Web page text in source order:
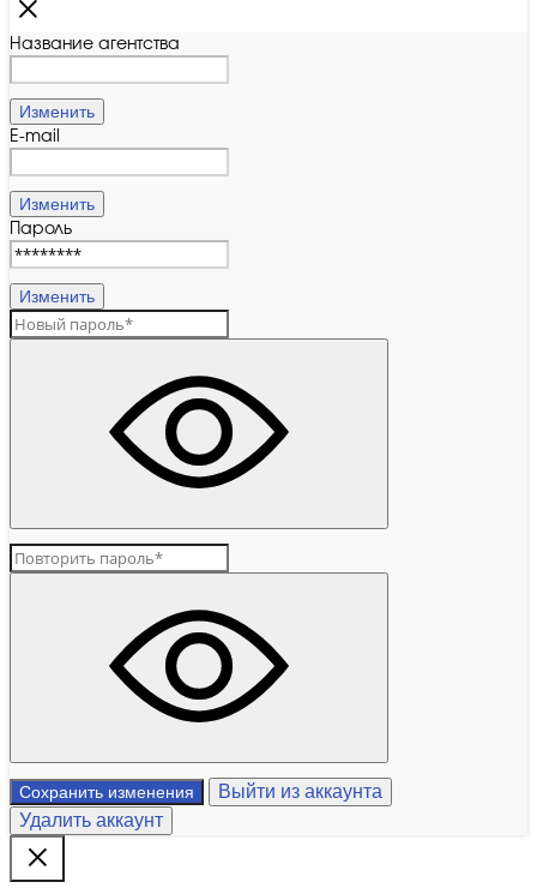
Название агентства
Изменить
E-mail
Изменить
Пароль
Изменить
Сохранить изменения
Выйти из аккаунта
Удалить аккаунт